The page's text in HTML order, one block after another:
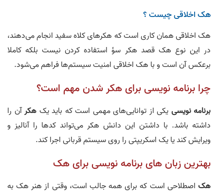
هک اخلاقی چیست ؟
هک اخلاقی همان کاری است که هکرهای کلاه سفید انجام می‌دهند،
در این نوع هک قصد هکر سؤ استفاده کردن نیست بلکه کاملا
برعکس آن است و با هک اخلاقی امنیت سیستم‌ها فراهم می‌شود.
چرا برنامه نویسی برای هکر شدن مهم است؟
برنامه نویسی یکی از توانایی‌های مهمی است که باید یک هکرآن را
داشته باشد. با داشتن این دانش هکر می‌تواند کدها را آنالیز و
ویرایش کند یا یک اسکریپتی را روی سیستم قربانی اجرا کند.
بهترین زبان های برنامه نویسی برای هک
هک اصطلاحی است که برای همه جالب است، وقتی از هنر هک به